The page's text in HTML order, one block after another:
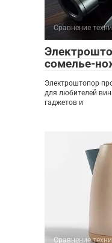
Сравнение
сомелье-
Электроштопор
для любителей
гаджетов и
Сравнение